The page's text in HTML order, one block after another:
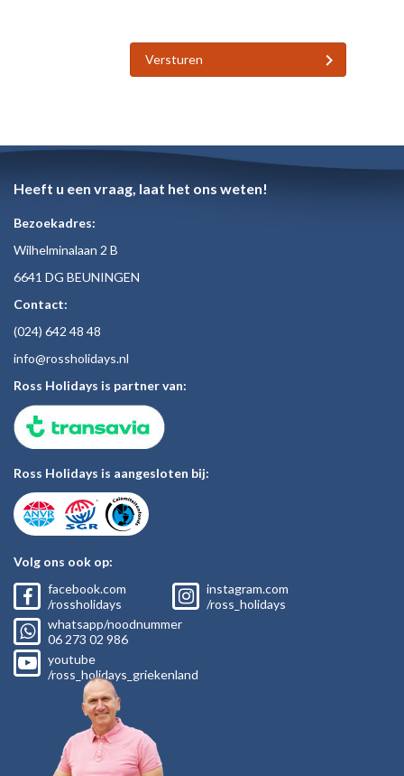
Versturen
Heeft u een vraag, laat het ons weten!
Bezoekadres:
Wilhelminalaan 2 B
6641 DG BEUNINGEN
Contact:
(024) 642 48 48
info@rossholidays.nl
Ross Holidays is partner van:
Ross Holidays is aangesloten bij:
Volg ons ook op:
facebook.com
/rossholidays
instagram.com
/ross_holidays
whatsapp/noodnummer
06 273 02 986
youtube
/ross_holidays_griekenland